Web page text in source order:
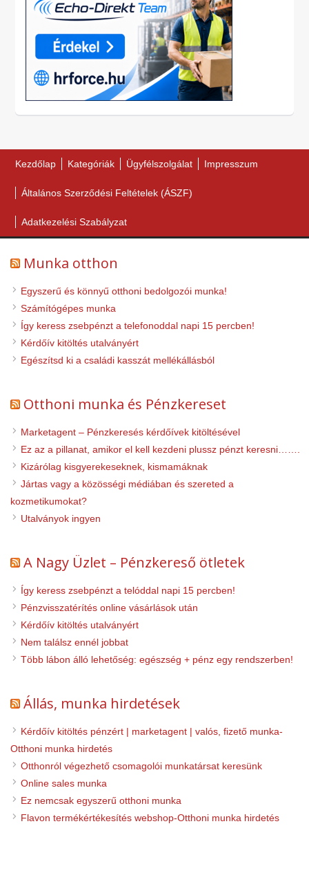
Kezdőlap Kategóriák Ügyfélszolgálat Impresszum
Általános Szerződési Feltételek (ÁSZF)
Adatkezelési Szabályzat
Munka otthon
Egyszerű és könnyű otthoni bedolgozói munka!
Számítógépes munka
Így keress zsebpénzt a telefonoddal napi 15 percben!
Kérdőív kitöltés utalványért
Egészítsd ki a családi kasszát mellékállásból
Otthoni munka és Pénzkereset
Marketagent – Pénzkeresés kérdőívek kitöltésével
Ez az a pillanat, amikor el kell kezdeni plussz pénzt keresni…….
Kizárólag kisgyerekeseknek, kismamáknak
Jártas vagy a közösségi médiában és szereted a
kozmetikumokat?
Utalványok ingyen
A Nagy Üzlet – Pénzkereső ötletek
Így keress zsebpénzt a telóddal napi 15 percben!
Pénzvisszatérítés online vásárlások után
Kérdőív kitöltés utalványért
Nem találsz ennél jobbat
Több lábon álló lehetőség: egészség + pénz egy rendszerben!
Állás, munka hirdetések
Kérdőív kitöltés pénzért | marketagent | valós, fizető munka-
Otthoni munka hirdetés
Otthonról végezhető csomagolói munkatársat keresünk
Online sales munka
Ez nemcsak egyszerű otthoni munka
Flavon termékértékesítés webshop-Otthoni munka hirdetés